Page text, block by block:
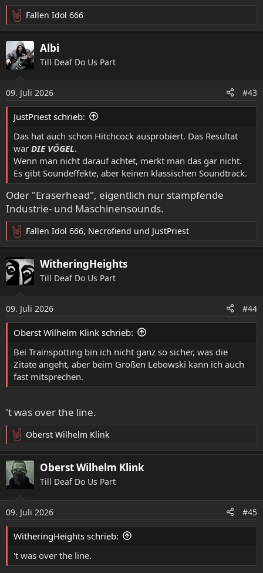
R
e
a
k
t
n
e
n
Fallen Idol 666
Albi
Till Deaf Do Us Part
09. Juli 2026 #43
JustPriest schrieb:
Das hat auch schon Hitchcock ausprobiert. Das Resultat
war DIE VÖGEL.
Wenn man nicht darauf achtet, merkt man das gar nicht.
Es gibt Soundeffekte, aber keinen klassischen Soundtrack.
Oder "Eraserhead", eigentlich nur stampfende
Industrie- und Maschinensounds.
R
e
a
k
t
n
e
n
Fallen Idol 666, Necrofiend und JustPriest
WitheringHeights
Till Deaf Do Us Part
09. Juli 2026 #44
Oberst Wilhelm Klink schrieb:
Bei Trainspotting bin ich nicht ganz so sicher, was die
Zitate angeht, aber beim Großen Lebowski kann ich auch
fast mitsprechen.
't was over the line.
R
e
a
k
t
n
e
n
Oberst Wilhelm Klink
Oberst Wilhelm Klink
Till Deaf Do Us Part
09. Juli 2026 #45
WitheringHeights schrieb:
't was over the line.